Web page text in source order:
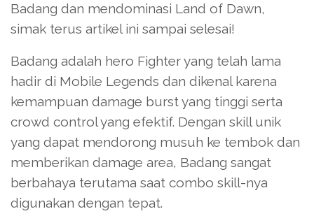
Badang dan mendominasi Land of Dawn,
simak terus artikel ini sampai selesai!
Badang adalah hero Fighter yang telah lama
hadir di Mobile Legends dan dikenal karena
kemampuan damage burst yang tinggi serta
crowd control yang efektif. Dengan skill unik
yang dapat mendorong musuh ke tembok dan
memberikan damage area, Badang sangat
berbahaya terutama saat combo skill-nya
digunakan dengan tepat.